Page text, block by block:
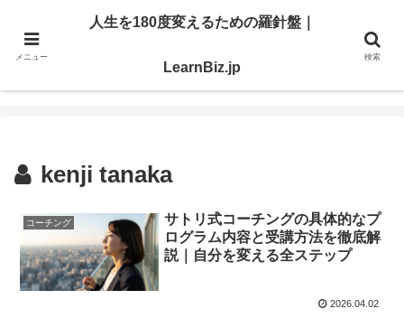
明日を切り開く「学び」と「スキル」を、ここで。
人生を180度変えるための羅針盤｜LearnBiz.jp
kenji tanaka
コーチング
サトリ式コーチングの具体的なプ
ログラム内容と受講方法を徹底解
説｜自分を変える全ステップ
2026.04.02
メニュー
人生を180度変えるための羅針盤｜
LearnBiz.jp
検索